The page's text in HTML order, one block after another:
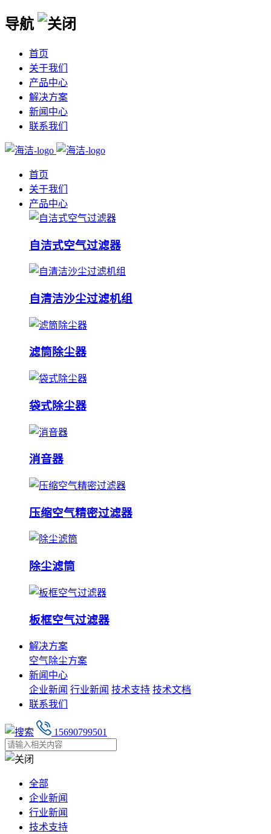
导航
首页
关于我们
产品中心
解决方案
新闻中心
联系我们
首页
关于我们
产品中心
自洁式空气过滤器
自清洁沙尘过滤机组
滤筒除尘器
袋式除尘器
消音器
压缩空气精密过滤器
除尘滤筒
板框空气过滤器
解决方案
空气除尘方案
新闻中心
企业新闻 行业新闻 技术支持 技术文档
联系我们
15690799501
全部
企业新闻
行业新闻
技术支持